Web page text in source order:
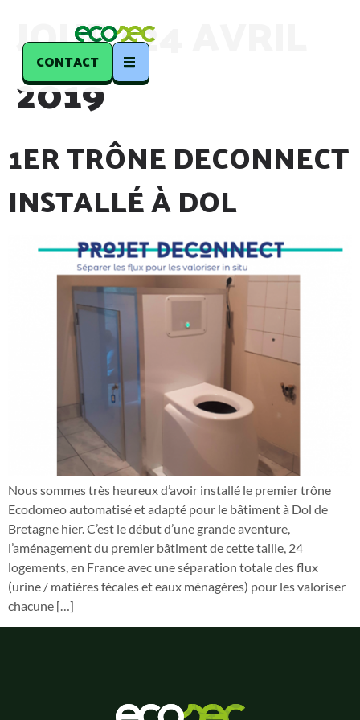
CONTACT
JOUR :24 AVRIL
2019
1ER TRÔNE DECONNECT
INSTALLÉ À DOL
Nous sommes très heureux d’avoir installé le premier trône
Ecodomeo automatisé et adapté pour le bâtiment à Dol de
Bretagne hier. C’est le début d’une grande aventure,
l’aménagement du premier bâtiment de cette taille, 24
logements, en France avec une séparation totale des flux
(urine / matières fécales et eaux ménagères) pour les valoriser
chacune […]